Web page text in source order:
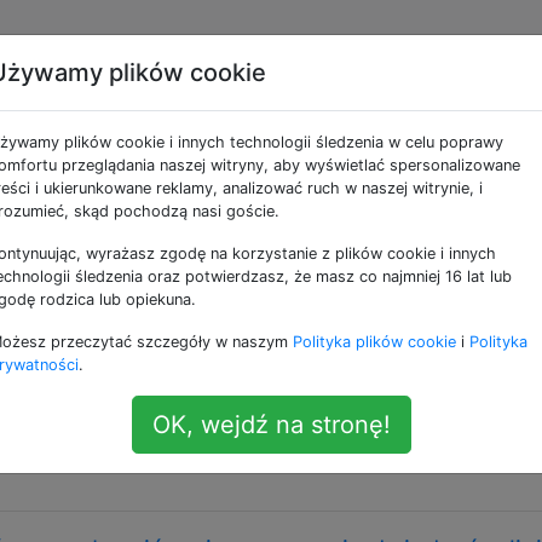
jako religion
się to z wychowywaniem dziecka ze współrodzicem
rodziców.
mojego dziecka przez chrześcijaństwo?
Czy powinienem pozwolić, czy zabronić mojemu synowi
19 odpowiedzi Kontekst: Mieszkamy w Niemczech i
które pójdzie do publicznego przedszkola w wieku 24
wszystkie przedszkola finansowane ze środków
plików cookie
plików cookie i innych technologii śledzenia w celu poprawy
przeglądania naszej witryny, aby wyświetlać spersonalizowane
i ukierunkowane reklamy, analizować ruch w naszej witrynie, i
skąd pochodzą nasi goście.
wyrażasz zgodę na korzystanie z plików cookie i innych
śledzenia oraz potwierdzasz, że masz co najmniej 16 lat lub
rodzica lub opiekuna.
przeczytać szczegóły w naszym Polityka plików cookie i Polityka
.
OK, wejdź na stronę!